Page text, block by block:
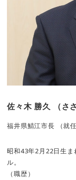
佐々木 勝久 （さ
福井県鯖江市長 （就
昭和43年2月22日生
ル。
（職歴）